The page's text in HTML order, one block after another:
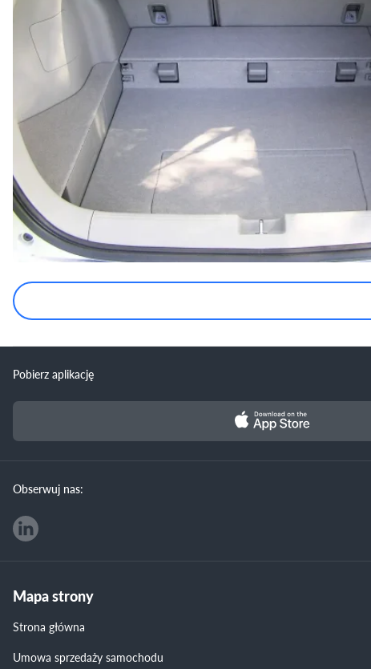
Pobierz aplikację
Obserwuj nas:
Mapa strony
Strona główna
Umowa sprzedaży samochodu